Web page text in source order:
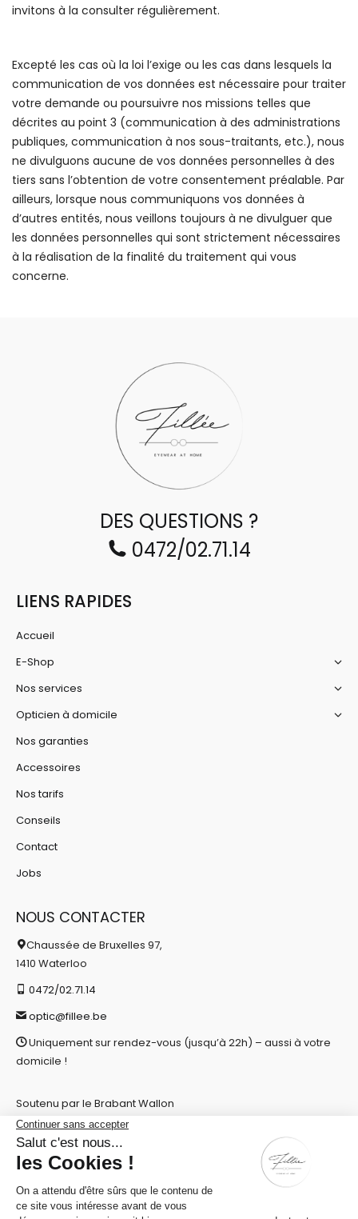
invitons à la consulter régulièrement.
Excepté les cas où la loi l’exige ou les cas dans lesquels la
communication de vos données est nécessaire pour traiter
votre demande ou poursuivre nos missions telles que
décrites au point 3 (communication à des administrations
publiques, communication à nos sous-traitants, etc.), nous
ne divulguons aucune de vos données personnelles à des
tiers sans l’obtention de votre consentement préalable. Par
ailleurs, lorsque nous communiquons vos données à
d’autres entités, nous veillons toujours à ne divulguer que
les données personnelles qui sont strictement nécessaires
à la réalisation de la finalité du traitement qui vous
concerne.
DES QUESTIONS ?
0472/02.71.14
LIENS RAPIDES
Accueil
E-Shop
Nos services
Opticien à domicile
Nos garanties
Accessoires
Nos tarifs
Conseils
Contact
Jobs
NOUS CONTACTER
Chaussée de Bruxelles 97,
1410 Waterloo
0472/02.71.14
optic@fillee.be
Uniquement sur rendez-vous (jusqu’à 22h) – aussi à votre
domicile !
Soutenu par le Brabant Wallon